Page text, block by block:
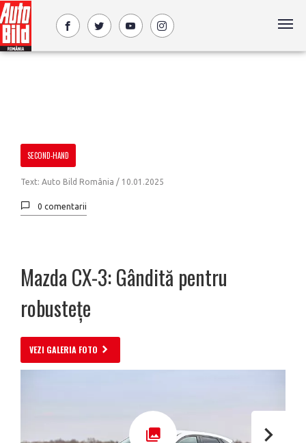
SECOND-HAND
Text: Auto Bild România / 10.01.2025
0 comentarii
Mazda CX-3: Gândită pentru
robustețe
VEZI GALERIA FOTO